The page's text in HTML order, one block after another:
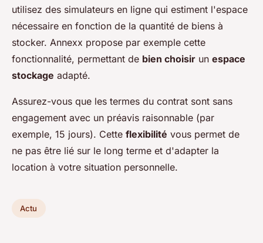
utilisez des simulateurs en ligne qui estiment l'espace
nécessaire en fonction de la quantité de biens à
stocker. Annexx propose par exemple cette
fonctionnalité, permettant de bien choisir un espace
stockage adapté.
Assurez-vous que les termes du contrat sont sans
engagement avec un préavis raisonnable (par
exemple, 15 jours). Cette flexibilité vous permet de
ne pas être lié sur le long terme et d'adapter la
location à votre situation personnelle.
Actu